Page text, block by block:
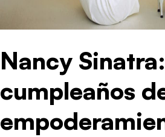
Nancy
cumpleaños